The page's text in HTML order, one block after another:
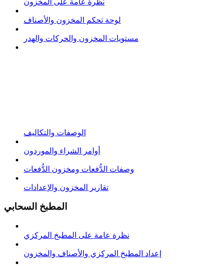
نظرة عامة على المخزون
لوحة تحكم المخزون والأصناف
مستويات المخزون والحركات والهدر
الوصفات والتكاليف
أوامر الشراء والموردون
وصفات الدُّفعات ومخزون الدُّفعات
تقارير المخزون والإعدادات
المطبخ السحابي
نظرة عامة على المطبخ المركزي
إعداد المطبخ المركزي والأصناف والمخزون